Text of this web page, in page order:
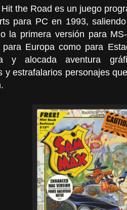
the Road es un juego
para PC en 1993,
la primera versión para
Europa como para
y alocada aventura
y estrafalarios personajes